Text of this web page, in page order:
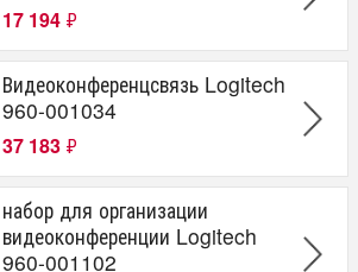
17 194 ₽
Видеоконференцсвязь Logitech
960-001034
37 183 ₽
набор для организации
видеоконференции Logitech
960-001102